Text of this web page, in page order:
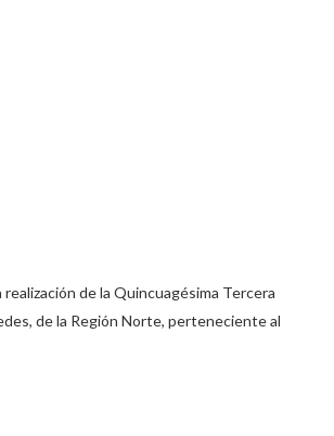
de la Quincuagésima Tercera
de la Región Norte, perteneciente al